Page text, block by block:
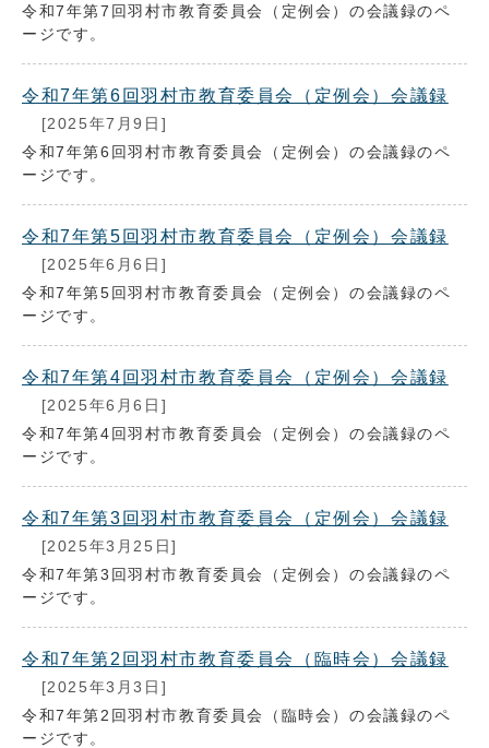
令和7年第7回羽村市教育委員会（定例会）の会議録のペ
ージです。
令和7年第6回羽村市教育委員会（定例会）会議録
[2025年7月9日]
令和7年第6回羽村市教育委員会（定例会）の会議録のペ
ージです。
令和7年第5回羽村市教育委員会（定例会）会議録
[2025年6月6日]
令和7年第5回羽村市教育委員会（定例会）の会議録のペ
ージです。
令和7年第4回羽村市教育委員会（定例会）会議録
[2025年6月6日]
令和7年第4回羽村市教育委員会（定例会）の会議録のペ
ージです。
令和7年第3回羽村市教育委員会（定例会）会議録
[2025年3月25日]
令和7年第3回羽村市教育委員会（定例会）の会議録のペ
ージです。
令和7年第2回羽村市教育委員会（臨時会）会議録
[2025年3月3日]
令和7年第2回羽村市教育委員会（臨時会）の会議録のペ
ージです。